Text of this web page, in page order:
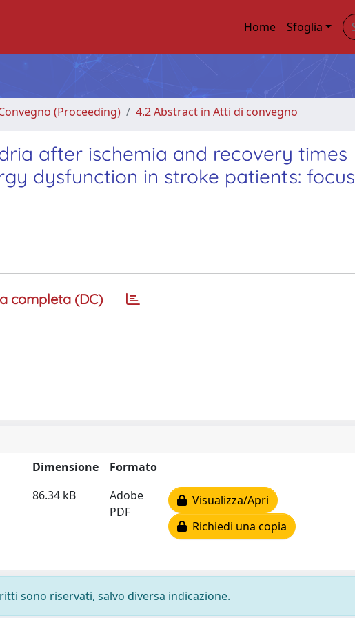
Home Sfoglia
(Proceeding) 4.2 Abstract in Atti di convegno
after ischemia and recovery times
dysfunction in stroke patients: focus
completa (DC)
Dimensione
Formato
86.34 kB
Adobe
PDF
Visualizza/Apri
Richiedi una copia
sono riservati, salvo diversa indicazione.